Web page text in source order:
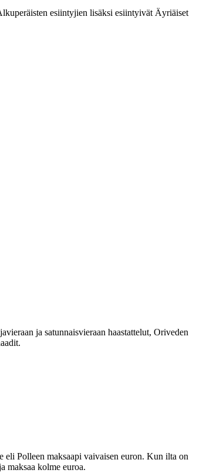
esiintyjien lisäksi esiintyivät Äyriäiset
ja satunnaisvieraan haastattelut, Oriveden
eli Polleen maksaapi vaivaisen euron. Kun ilta on
maksaa kolme euroa.